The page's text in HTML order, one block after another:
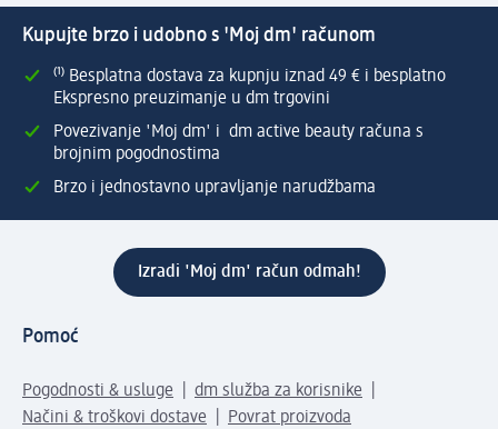
Kupujte brzo i udobno s 'Moj dm' računom
⁽¹⁾ Besplatna dostava za kupnju iznad 49 € i besplatno
Ekspresno preuzimanje u dm trgovini
Povezivanje 'Moj dm' i dm active beauty računa s
brojnim pogodnostima
Brzo i jednostavno upravljanje narudžbama
Izradi 'Moj dm' račun odmah!
Pomoć
Pogodnosti & usluge
dm služba za korisnike
Načini & troškovi dostave
Povrat proizvoda